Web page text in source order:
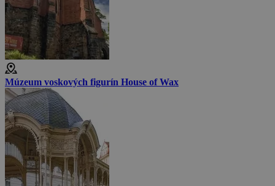
Múzeum voskových figurín House of Wax